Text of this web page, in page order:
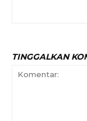
TINGGALKAN